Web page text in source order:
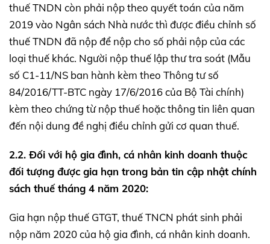
thuế TNDN còn phải nộp theo quyết toán của năm
2019 vào Ngân sách Nhà nước thì được điều chỉnh số
thuế TNDN đã nộp để nộp cho số phải nộp của các
loại thuế khác. Người nộp thuế lập thư tra soát (Mẫu
số C1-11/NS ban hành kèm theo Thông tư số
84/2016/TT-BTC ngày 17/6/2016 của Bộ Tài chính)
kèm theo chứng từ nộp thuế hoặc thông tin liên quan
đến nội dung đề nghị điều chỉnh gửi cơ quan thuế.
2.2. Đối với hộ gia đình, cá nhân kinh doanh thuộc
đối tượng được gia hạn trong bản tin cập nhật chính
sách thuế tháng 4 năm 2020:
Gia hạn nộp thuế GTGT, thuế TNCN phát sinh phải
nộp năm 2020 của hộ gia đình, cá nhân kinh doanh.